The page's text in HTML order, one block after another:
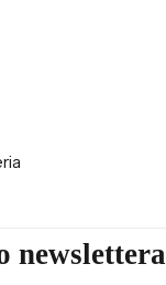
newslettera